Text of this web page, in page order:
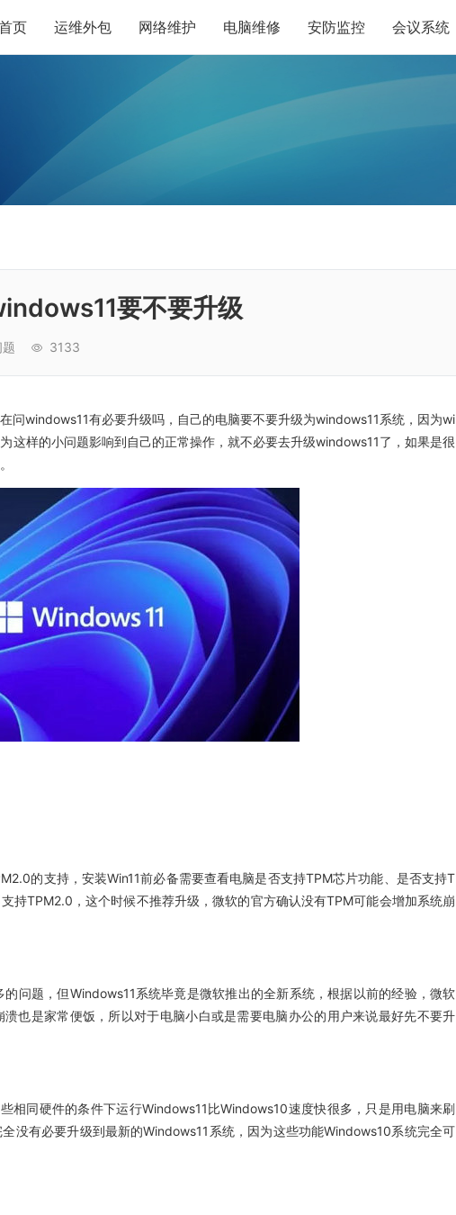
页 运维外包 网络维护 电脑维修 安防监控 会议系统
要不要升级
3133
问windows11有必要升级吗，自己的电脑要不要升级为windows11系统，因为wi
这样的小问题影响到自己的正常操作，就不必要去升级windows11了，如果是很
的支持，安装Win11前必备需要查看电脑是否支持TPM芯片功能、是否支持T
持TPM2.0，这个时候不推荐升级，微软的官方确认没有TPM可能会增加系统崩
问题，但Windows11系统毕竟是微软推出的全新系统，根据以前的经验，微软
也是家常便饭，所以对于电脑小白或是需要电脑办公的用户来说最好先不要升
相同硬件的条件下运行Windows11比Windows10速度快很多，只是用电脑来刷
没有必要升级到最新的Windows11系统，因为这些功能Windows10系统完全可